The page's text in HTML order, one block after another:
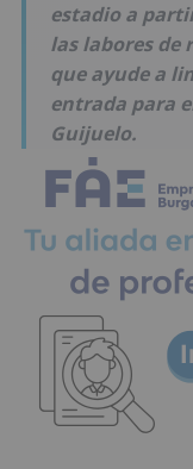
estadio a
las labores de
que ayude a
entrada para
Guijuelo.